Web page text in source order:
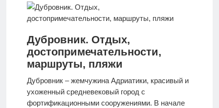
самостоятельно
Особенности
отдыха с
детьми
Дубровник. Отдых,
достопримечательности,
маршруты, пляжи
Дубровник – жемчужина Адриатики, красивый и
ухоженный средневековый город с
фортификационными сооружениями. В начале